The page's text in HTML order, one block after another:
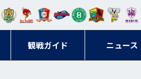
観戦ガイド ニュース
ハン
ンウ
ルヴ
ス福
ルネ コラ
ンマ
ーレ
ービ
ー石
ック 名古